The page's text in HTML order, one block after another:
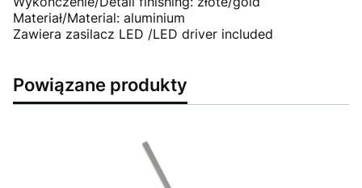
Materiał/Material: aluminium
Zawiera zasilacz LED /LED driver included
Powiązane produkty